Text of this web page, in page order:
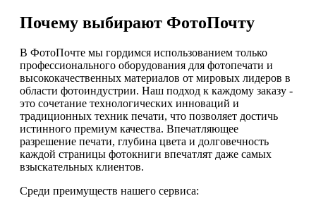
Почему выбирают ФотоПочту
В ФотоПочте мы гордимся использованием только
профессионального оборудования для фотопечати и
высококачественных материалов от мировых лидеров в
области фотоиндустрии. Наш подход к каждому заказу -
это сочетание технологических инноваций и
традиционных техник печати, что позволяет достичь
истинного премиум качества. Впечатляющее
разрешение печати, глубина цвета и долговечность
каждой страницы фотокниги впечатлят даже самых
взыскательных клиентов.
Среди преимуществ нашего сервиса: